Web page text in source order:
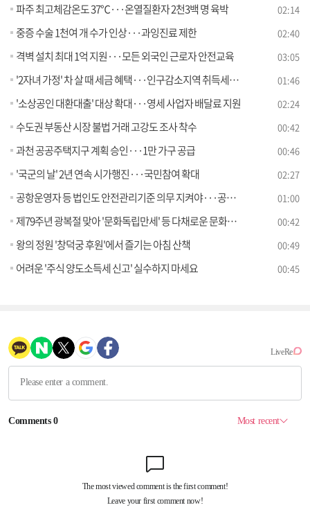
파주 최고체감온도 37℃···온열질환자 2천3백 명 육박 02:14
중증 수술 1천여 개 수가 인상···과잉진료 제한 02:40
격벽 설치 최대 1억 지원···모든 외국인 근로자 안전교육 03:05
'2자녀 가정' 차 살 때 세금 혜택···인구감소지역 취득세도 감면 01:46
'소상공인 대환대출' 대상 확대···영세 사업자 배달료 지원 02:24
수도권 부동산 시장 불법 거래 고강도 조사 착수 00:42
과천 공공주택지구 계획 승인···1만 가구 공급 00:46
'국군의 날' 2년 연속 시가행진···국민참여 확대 02:27
공항운영자 등 법인도 안전관리기준 의무 지켜야···공항 주변 불법 드론 퇴치도 강화 01:00
제79주년 광복절 맞아 '문화독립만세' 등 다채로운 문화·체험행사 개최 00:42
왕의 정원 '창덕궁 후원'에서 즐기는 아침 산책 00:49
어려운 '주식 양도소득세 신고' 실수하지 마세요 00:45